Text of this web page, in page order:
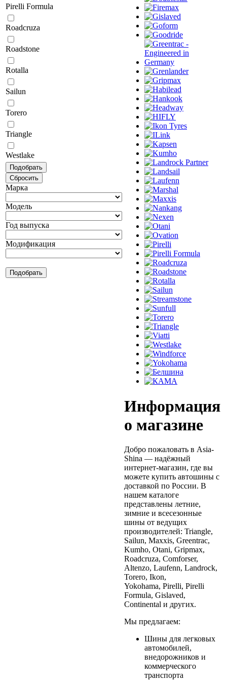
Pirelli Formula
Roadcruza
Roadstone
Rotalla
Sailun
Torero
Triangle
Westlake
Марка
Модель
Год выпуска
Модификация
Информация
о магазине
Добро пожаловать в Asia-
Shina — надёжный
интернет-магазин, где вы
можете купить автошины с
доставкой по России. В
нашем каталоге
представлены летние,
зимние и всесезонные
шины от ведущих
производителей: Triangle,
Sailun, Maxxis, Greentrac,
Kumho, Otani, Gripmax,
Roadcruza, Comforser,
Altenzo, Laufenn, Landrock,
Torero, Ikon,
Yokohama, Pirelli, Pirelli
Formula, Gislaved,
Continental и других.
Мы предлагаем:
Шины для легковых
автомобилей,
внедорожников и
коммерческого
транспорта